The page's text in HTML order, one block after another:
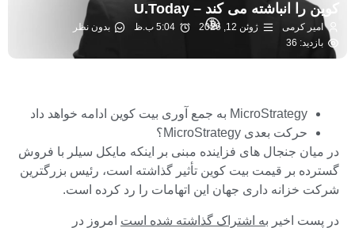
کوین را انباشته می کند – U.Today
امیر کرمی ژوئن 12, 2026 5:04 ب.ظ
بدون نظر
بازدید: 36
MicroStrategy به جمع آوری بیت کوین ادامه خواهد داد
حرکت بعدی MicroStrategy؟
در میان جنجال های فزاینده مبنی بر اینکه مایکل سیلر با فروش
گسترده بر قیمت بیت کوین تأثیر گذاشته است، رئیس بزرگترین
شرکت خزانه داری جهان این اتهامات را رد کرده است.
در پست اخیر به اشتراک گذاشته شده است امروز در